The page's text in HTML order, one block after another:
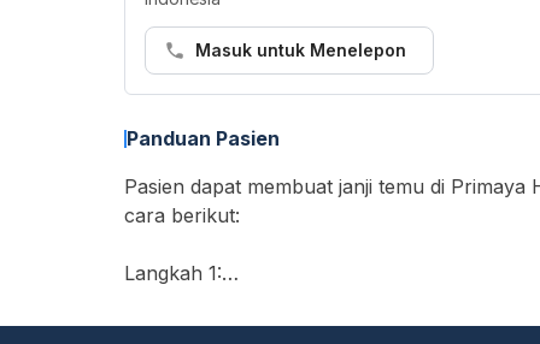
Masuk untuk Menelepon
Panduan Pasien
Pasien dapat membuat janji temu di
cara berikut:
Langkah 1:
• Masukkan "Primaya Hospital Tangerang"